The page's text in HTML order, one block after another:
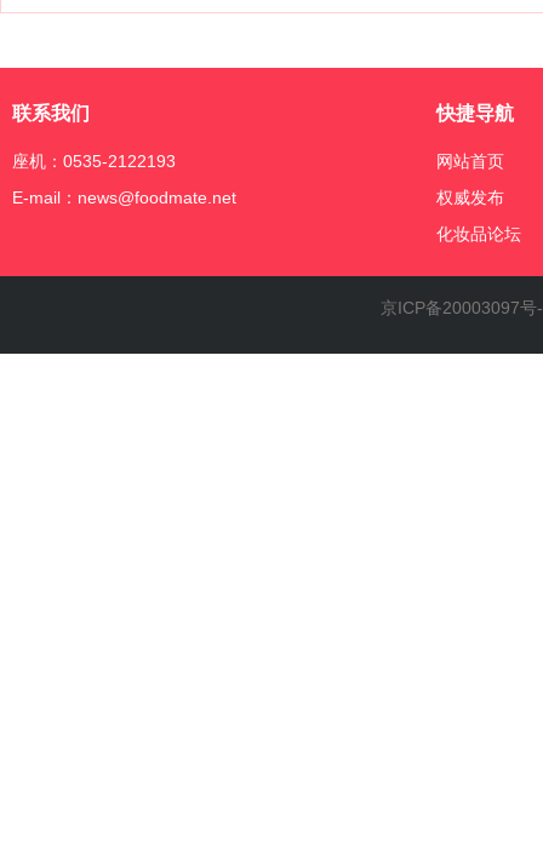
联系我们
座机：0535-2122193
E-mail：news@foodmate.net
快捷导航
网站首页
权威发布
化妆品论坛
京ICP备20003097号